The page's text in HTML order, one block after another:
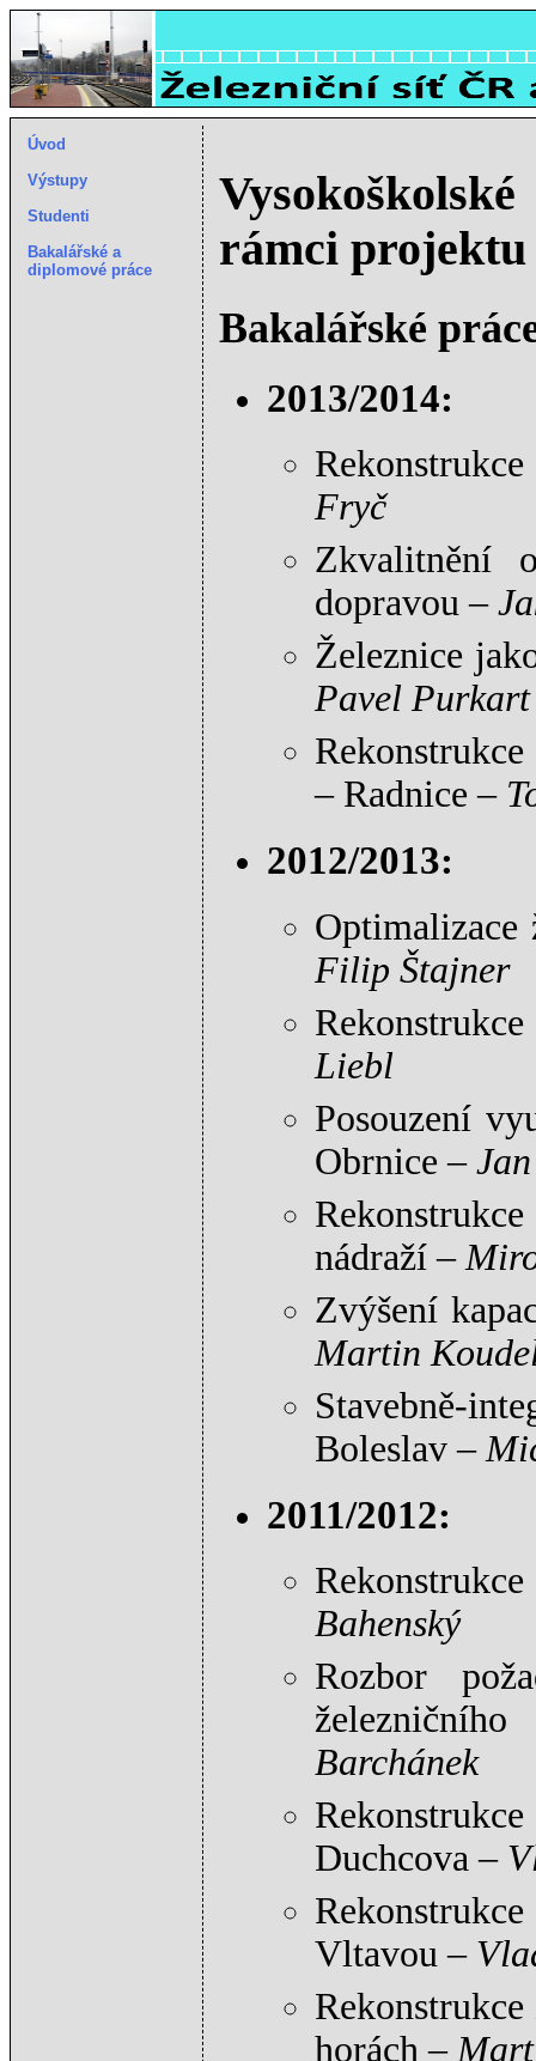
Úvod
Výstupy
Studenti
Bakalářské a
diplomové práce
rámci projektu
Bakalářské
2013/2014:
Fryč
Zkvalitnění
dopravou –
Železnice
Pavel Purkart
– Radnice –
2012/2013:
Optimalizace
Filip Štajner
Liebl
Posouzení
Obrnice –
nádraží –
Zvýšení
Martin
Stavebně-
Boleslav –
2011/2012:
Bahenský
Rozbor
Barchánek
Duchcova –
Vltavou –
horách –